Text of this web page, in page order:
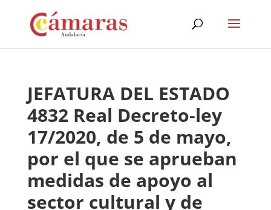
JEFATURA DEL ESTADO
4832 Real Decreto-ley
17/2020, de 5 de mayo,
por el que se aprueban
medidas de apoyo al
sector cultural y de